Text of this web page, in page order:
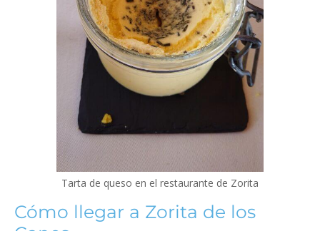
Tarta de queso en el restaurante de Zorita
Cómo llegar a Zorita de los